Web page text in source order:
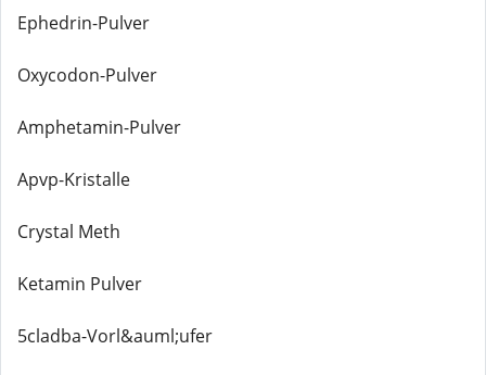
Ephedrin-Pulver
Oxycodon-Pulver
Amphetamin-Pulver
Apvp-Kristalle
Crystal Meth
Ketamin Pulver
5cladba-Vorl&auml;ufer